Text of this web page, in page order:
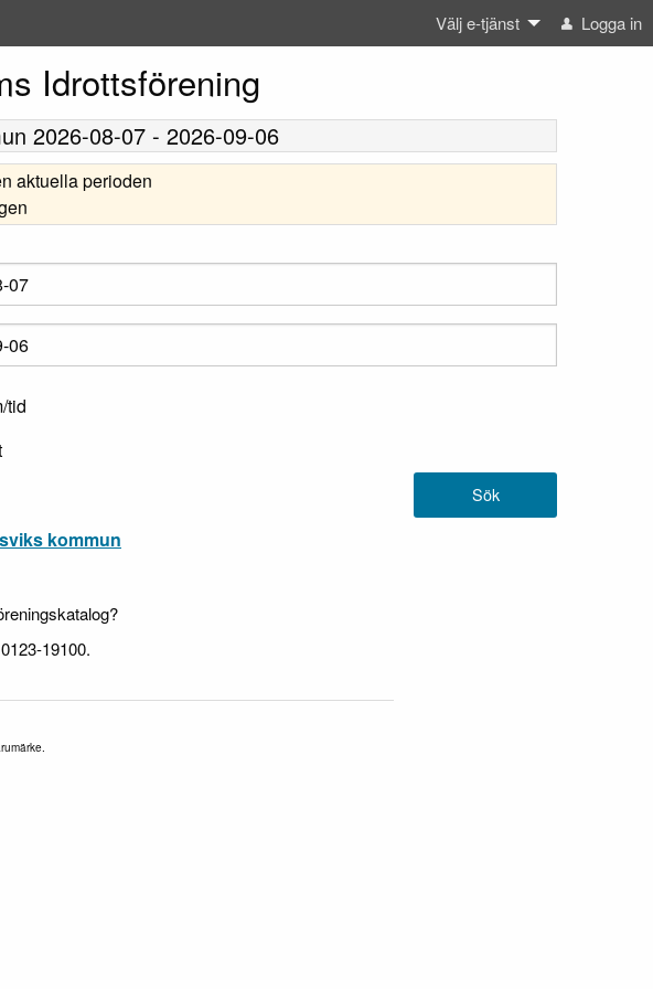
Välj e-tjänst Logga in
Idrottsförening
2026-08-07 - 2026-09-06
aktuella perioden
tid
kommun
19100.